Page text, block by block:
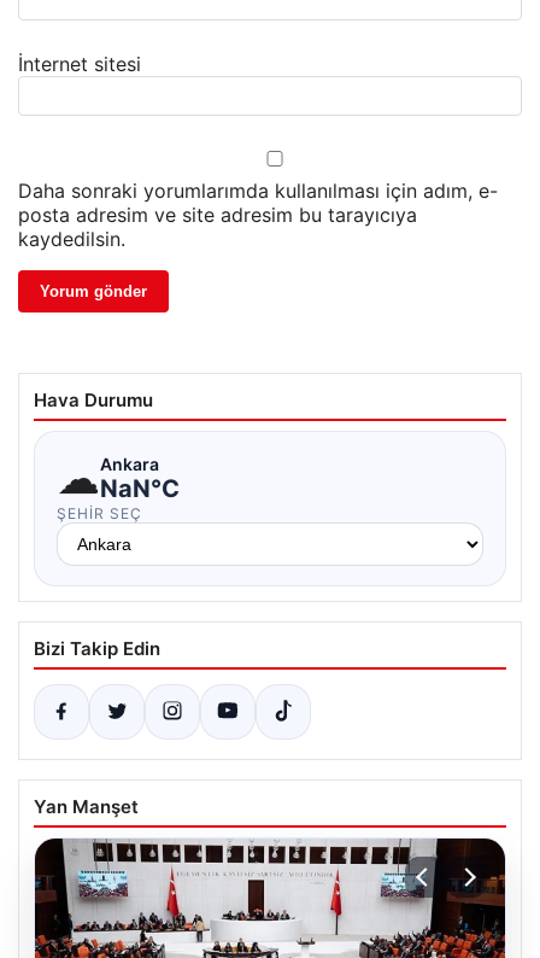
İnternet sitesi
Daha sonraki yorumlarımda kullanılması için adım, e-
posta adresim ve site adresim bu tarayıcıya
kaydedilsin.
Hava Durumu
☁Ankara
NaN°C
ŞEHIR SEÇ
Bizi Takip Edin
Yan Manşet